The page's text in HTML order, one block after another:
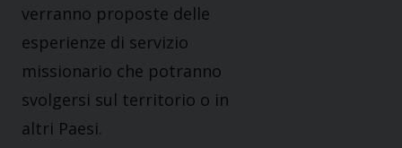
verranno proposte delle
esperienze di servizio
missionario che potranno
svolgersi sul territorio o in
altri Paesi.